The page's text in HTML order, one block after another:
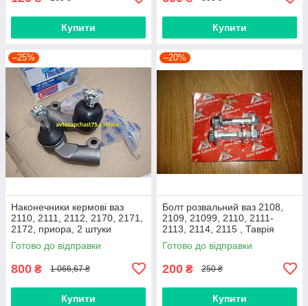
Купити Купити
–25%
Наконечники кермові ваз
2110, 2111, 2112, 2170, 2171,
2172, приора, 2 штуки
(виробник Finwhale,
Німеччина)
Готово до відправки
800 ₴ 1 066,67 ₴
Купити
–20%
Болт розвальний ваз 2108,
2109, 21099, 2110, 2111-
2113, 2114, 2115 , Таврія
М12х60, стойки передньої
(Авто Комплект)
Готово до відправки
200 ₴ 250 ₴
Купити